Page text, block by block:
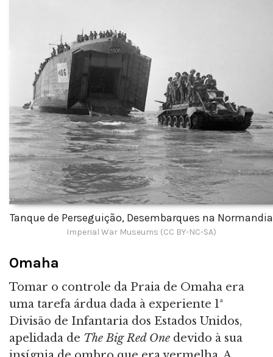
Tanque de Perseguição, Desembarques na Normandia
Imperial War Museums (CC BY-NC-SA)
Omaha
Tomar o controle da Praia de Omaha era
uma tarefa árdua dada à experiente 1ª
Divisão de Infantaria dos Estados Unidos,
apelidada de The Big Red One devido à sua